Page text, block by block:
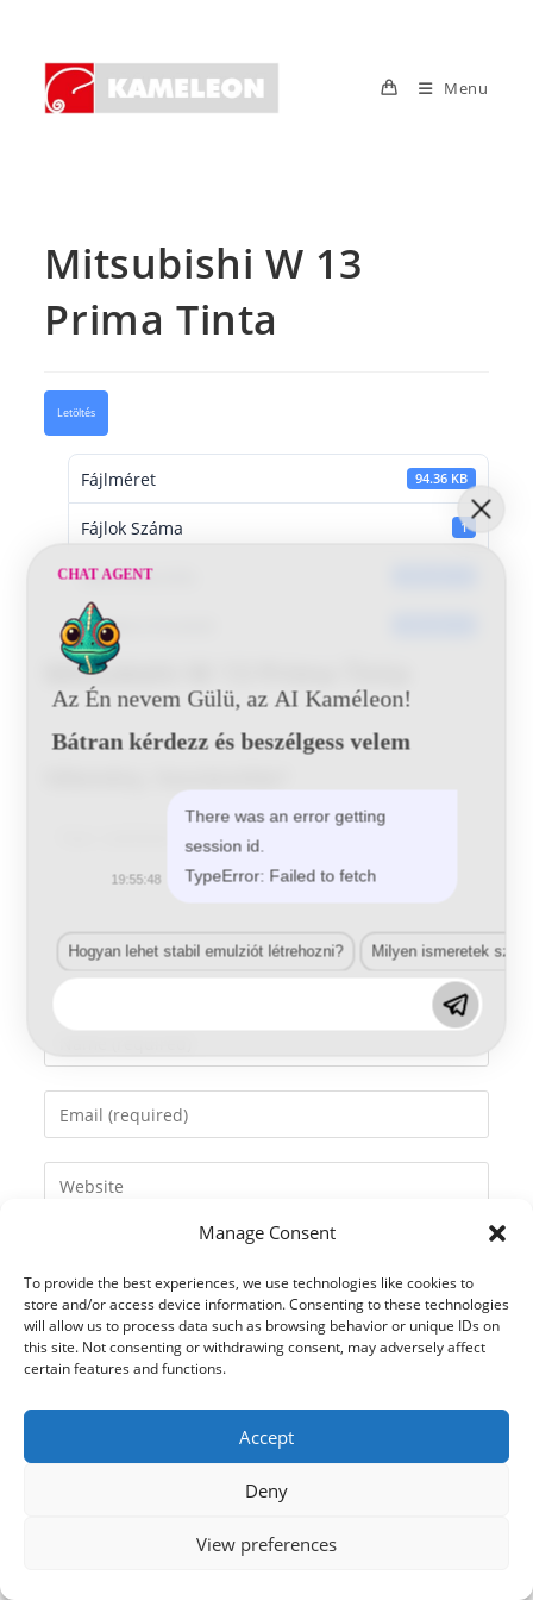
Manage Consent
To provide the best experiences, we use technologies like cookies to
store and/or access device information. Consenting to these technologies
will allow us to process data such as browsing behavior or unique IDs on
this site. Not consenting or withdrawing consent, may adversely affect
certain features and functions.
Accept
Deny
View preferences
content
Menu
Mitsubishi W 13
Prima Tinta
Letöltés
Fájlméret 94.36 KB
Fájlok Száma 1
Dátumkészítés
Utoljára frissített
Mitsubishi W 13 Prima Tinta
Enter
your
name
Enter
your
email
address
Enter
your
(optional)
© 2021 Kaméleon Hungary Kft. Minden jog fenntartva. All rights
CHAT AGENT
Az Én nevem Gülü, az AI Kaméleon!
Bátran kérdezz és beszélgess velem
There was an error getting
session id.
TypeError: Failed to fetch
19:55:48
Hogyan lehet stabil emulziót létrehozni? Milyen ismeretek